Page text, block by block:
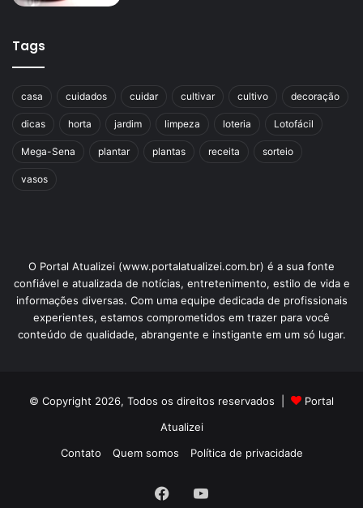
Tags
casa cuidados cuidar cultivar cultivo decoração
dicas horta jardim limpeza loteria Lotofácil
Mega-Sena plantar plantas receita sorteio
vasos
O Portal Atualizei (www.portalatualizei.com.br) é a sua fonte
confiável e atualizada de notícias, entretenimento, estilo de vida e
informações diversas. Com uma equipe dedicada de profissionais
experientes, estamos comprometidos em trazer para você
conteúdo de qualidade, abrangente e instigante em um só lugar.
© Copyright 2026, Todos os direitos reservados |
Portal
Atualizei
Contato
Quem somos Política de privacidade
FacebookYouTube